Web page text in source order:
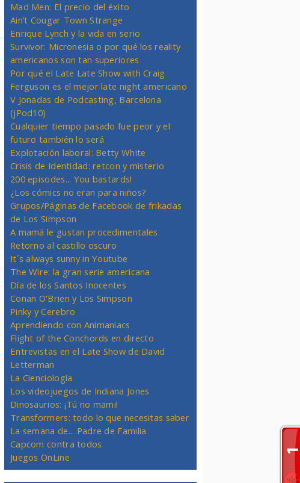
Mad Men: El precio del éxito
Ain’t Cougar Town Strange
Enrique Lynch y la vida en serio
Survivor: Micronesia o por qué los reality
americanos son tan superiores
Por qué el Late Late Show with Craig
Ferguson es el mejor late night americano
V Jonadas de Podcasting, Barcelona
(jPod10)
Cualquier tiempo pasado fue peor y el
futuro también lo será
Explotación laboral: Betty White
Crisis de Identidad: retcon y misterio
200 episodes... You bastards!
¿Los cómics no eran para niños?
Grupos/Páginas de Facebook de frikadas
de Los Simpson
A mamá le gustan procedimentales
Retorno al castillo oscuro
It´s always sunny in Youtube
The Wire: la gran serie americana
Día de los Santos Inocentes
Conan O'Brien y Los Simpson
Pinky y Cerebro
Aprendiendo con Animaniacs
Flight of the Conchords en directo
Entrevistas en el Late Show de David
Letterman
La Cienciología
Los videojuegos de Indiana Jones
Dinosaurios: ¡Tú no mami!
Transformers: todo lo que necesitas saber
La semana de... Padre de Familia
Capcom contra todos
Juegos OnLine